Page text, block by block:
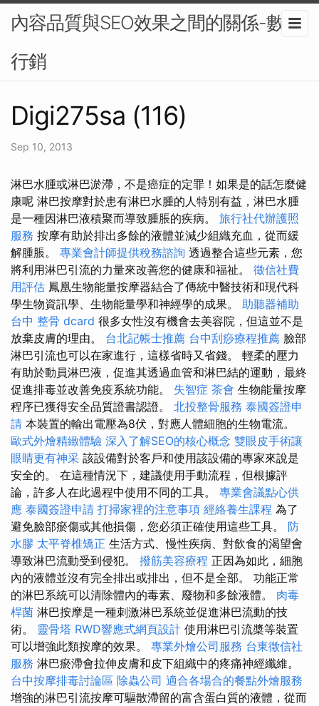
內容品質與SEO效果之間的關係-數位
行銷
Digi275sa (116)
Sep 10, 2013
淋巴水腫或淋巴淤滯，不是癌症的定罪！如果是的話怎麼健
康呢 淋巴按摩對於患有淋巴水腫的人特別有益，淋巴水腫
是一種因淋巴液積聚而導致腫脹的疾病。 旅行社代辦護照
服務 按摩有助於排出多餘的液體並減少組織充血，從而緩
解腫脹。 專業會計師提供稅務諮詢 透過整合這些元素，您
將利用淋巴引流的力量來改善您的健康和福祉。 徵信社費
用評估 鳳凰生物能量按摩器結合了傳統中醫技術和現代科
學生物資訊學、生物能量學和神經學的成果。 助聽器補助
台中 整骨 dcard 很多女性沒有機會去美容院，但這並不是
放棄皮膚的理由。 台北記帳士推薦 台中刮痧療程推薦 臉部
淋巴引流也可以在家進行，這樣省時又省錢。 輕柔的壓力
有助於動員淋巴液，促進其透過血管和淋巴結的運動，最終
促進排毒並改善免疫系統功能。 失智症 茶會 生物能量按摩
程序已獲得安全品質證書認證。 北投整骨服務 泰國簽證申
請 本裝置的輸出電壓為8伏，對應人體細胞的生物電流。
歐式外燴精緻體驗 深入了解SEO的核心概念 雙眼皮手術讓
眼睛更有神采 該設備對於客戶和使用該設備的專家來說是
安全的。 在這種情況下，建議使用手動流程，但根據評
論，許多人在此過程中使用不同的工具。 專業會議點心供
應 泰國簽證申請 打掃家裡的注意事項 經絡養生課程 為了
避免臉部瘀傷或其他損傷，您必須正確使用這些工具。 防
水膠 太平脊椎矯正 生活方式、慢性疾病、對飲食的渴望會
導致淋巴流動受到侵犯。 撥筋美容療程 正因為如此，細胞
內的液體並沒有完全排出或排出，但不是全部。 功能正常
的淋巴系統可以清除體內的毒素、廢物和多餘液體。 肉毒
桿菌 淋巴按摩是一種刺激淋巴系統並促進淋巴流動的技
術。 靈骨塔 RWD響應式網頁設計 使用淋巴引流槳等裝置
可以增強此類按摩的效果。 專業外燴公司服務 台東徵信社
服務 淋巴瘀滯會拉伸皮膚和皮下組織中的疼痛神經纖維。
台中按摩排毒討論區 除蟲公司 適合各場合的餐點外燴服務
增強的淋巴引流按摩可驅散滯留的富含蛋白質的液體，從而